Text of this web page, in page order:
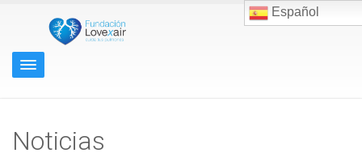
Noticias
Español